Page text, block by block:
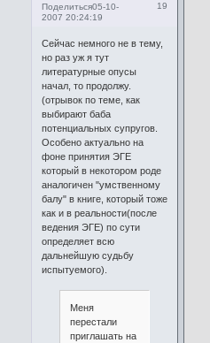
Поделиться 19
05-10-
2007 20:24:19
Сейчас немного не в тему,
но раз уж я тут
литературные опусы
начал, то продолжу.
(отрывок по теме, как
выбирают баба
потенциальных супругов.
Особено актуально на
фоне принятия ЭГЕ
который в некотором роде
аналогичен "умственному
балу" в книге, который тоже
как и в реальности(после
ведения ЭГЕ) по сути
определяет всю
дальнейшую судьбу
испытуемого).
Меня
перестали
приглашать на